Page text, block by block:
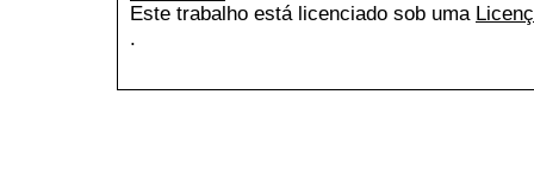
Este trabalho está licenciado sob uma
.